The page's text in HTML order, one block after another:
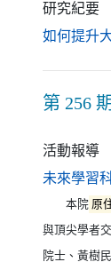
研究紀要
如何提升
第 256 期
活動報導
未來學習
本院 原
與頂尖學者
院士、黃樹